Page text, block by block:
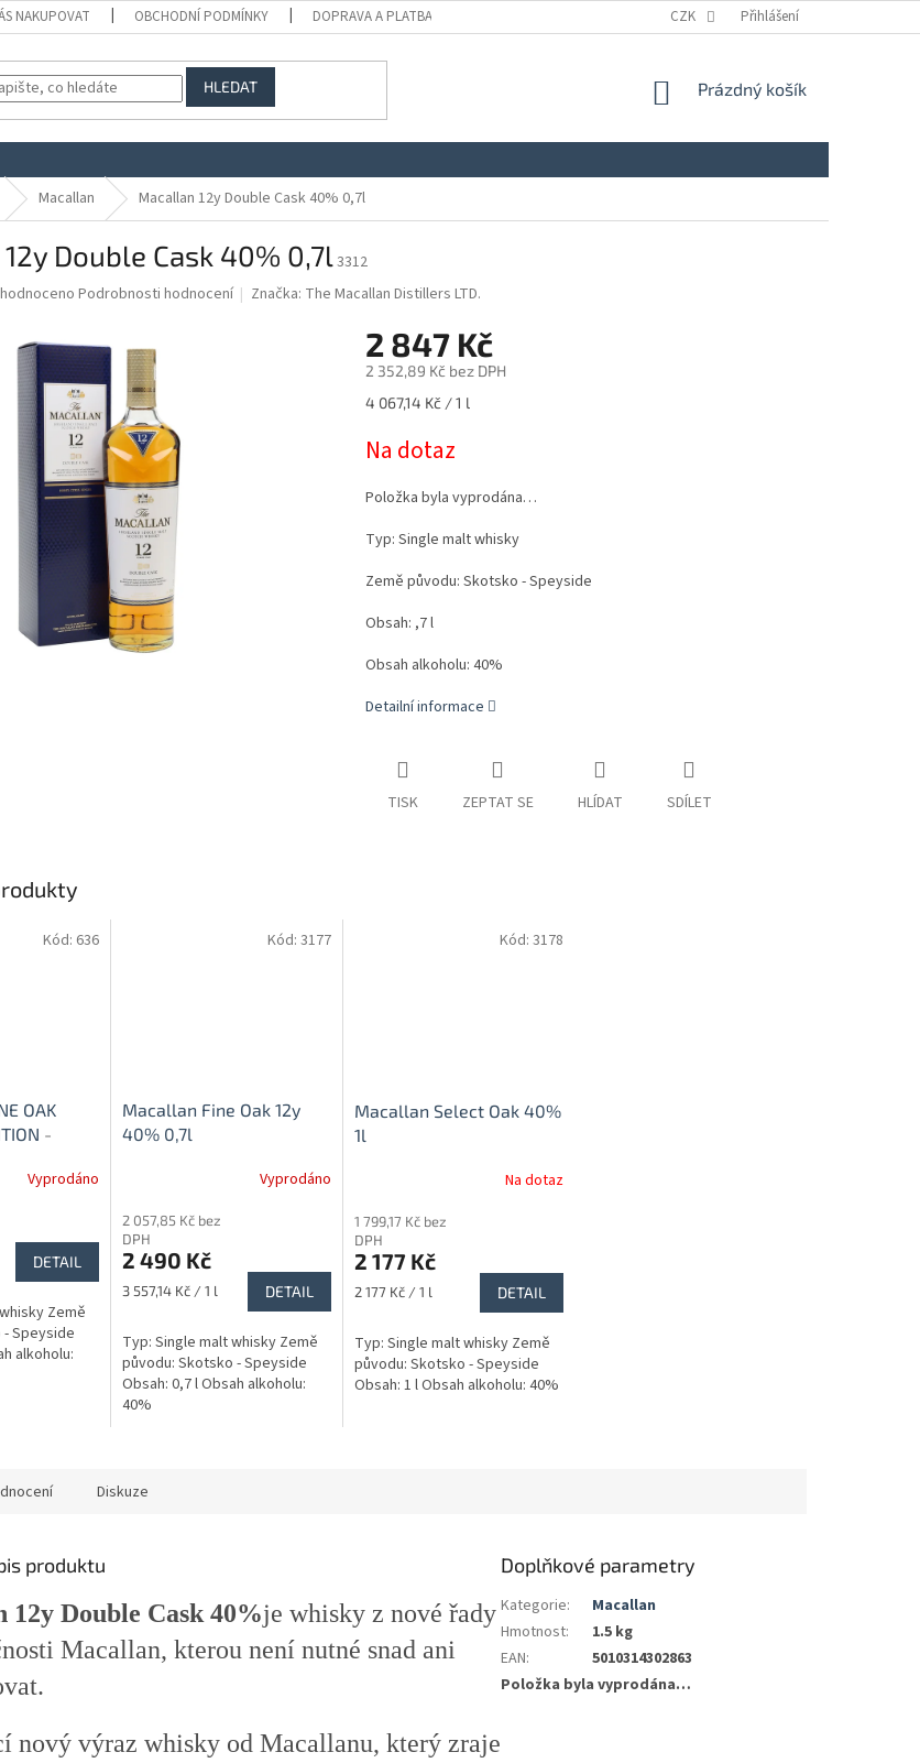
NAKUPOVAT OBCHODNÍ PODMÍNKY DOPRAVA A PLATBA ZÁSADY ZPRACOVÁNÍ A
CZK Přihlášení
HLEDAT
NÁKUPNÍ
Prázdný košík
Macallan Macallan 12y Double Cask 40% 0,7l
Double Cask 40% 0,7l3312
Podrobnosti hodnocení Značka: The Macallan Distillers LTD.
2 847 Kč
2 352,89 Kč bez DPH
Měrná
4 067,14 Kč / 1 l
Na dotaz
Položka byla vyprodána…
Typ: Single malt whisky
Země původu: Skotsko - Speyside
Obsah: ,7 l
Obsah alkoholu: 40%
Detailní informace
TISK ZEPTAT SE HLÍDAT SDÍLET
OAK
-
Vyprodáno
DETAIL
Země
Speyside
alkoholu:
Kód: 636
Macallan Fine Oak 12y
40% 0,7l
Vyprodáno
2 057,85 Kč bez
DPH
2 490 Kč
Měrná
3 557,14 Kč / 1 l DETAIL
Typ: Single malt whisky Země
původu: Skotsko - Speyside
Obsah: 0,7 l Obsah alkoholu:
40%
Kód: 3177
Macallan Select Oak 40%
1l
Na dotaz
1 799,17 Kč bez
DPH
2 177 Kč
Měrná
2 177 Kč / 1 l DETAIL
Typ: Single malt whisky Země
původu: Skotsko - Speyside
Obsah: 1 l Obsah alkoholu: 40%
Kód:3178
Diskuze
produktu
12y Double Cask 40%je whisky z nové řady
Macallan, kterou není nutné snad ani
nový výraz whisky od Macallanu, který zraje
Doplňkové parametry
Kategorie:
Macallan
Hmotnost:
1.5 kg
EAN:
5010314302863
Položka byla vyprodána…